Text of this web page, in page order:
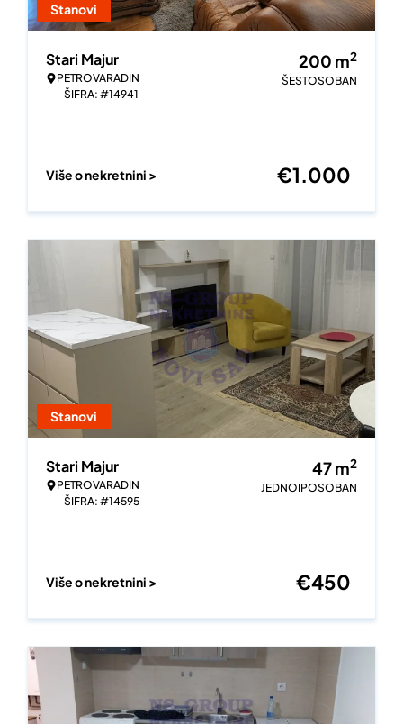
Stanovi
Stari Majur
PETROVARADIN
ŠIFRA: #14941
200 m2
ŠESTOSOBAN
Više o nekretnini > €1.000
Stanovi
Stari Majur
PETROVARADIN
ŠIFRA: #14595
47m2
JEDNOIPOSOBAN
Više o nekretnini > €450